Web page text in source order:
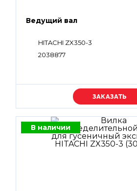
Ведущий вал
HITACHI ZX350-3
2038877
Уточняйте цену
В наличии